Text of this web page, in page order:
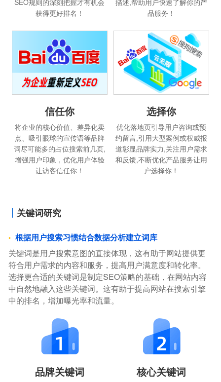
SEO规则的深刻把握才有机会
获得更好排名！
描述,帮助用户快速了解你的产
品服务！
信任你
将企业的核心价值、差异化卖
点、吸引眼球的宣传语等品牌
词尽可能多的占位搜索前几页,
增强用户印象，优化用户体验
让访客信任你！
选择你
优化落地页引导用户咨询或预
约留言,引用大型案例或权威报
道彰显品牌实力,关注用户需求
和反馈,不断优化产品服务让用
户选择你！
关键词研究
根据用户搜索习惯结合数据分析建立词库
关键词是用户搜索意图的直接体现，这有助于网站提供更
符合用户需求的内容和服务，提高用户满意度和转化率。
选择更合适的关键词是制定SEO策略的基础，在网站内容
中自然地融入这些关键词。这有助于提高网站在搜索引擎
中的排名，增加曝光率和流量。
品牌关键词 核心关键词